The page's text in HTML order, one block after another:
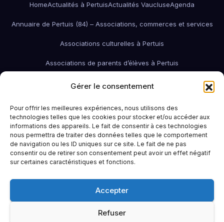
Gérer le consentement
Pour offrir les meilleures expériences, nous utilisons des
technologies telles que les cookies pour stocker et/ou accéder aux
informations des appareils. Le fait de consentir à ces technologies
nous permettra de traiter des données telles que le comportement
de navigation ou les ID uniques sur ce site. Le fait de ne pas
consentir ou de retirer son consentement peut avoir un effet négatif
sur certaines caractéristiques et fonctions.
Accepter
Refuser
HomeActualités à PertuisActualités VaucluseAgenda
Annuaire de Pertuis (84) – Associations, commerces et services
Associations culturelles à Pertuis
Associations de parents d’élèves à Pertuis
Associations de quartier à Pertuis
associations économiques Pertuis
Associations humanitaires et sociales Associations patriotiques
Associations petite enfanceAssociations sportives de Pertuis
Bars à Pertuis: où sortir et boire un verreContactEmploi
Portail famille Pertuis